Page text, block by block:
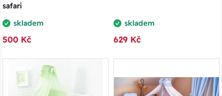
safari
skladem
500 Kč
skladem
629 Kč